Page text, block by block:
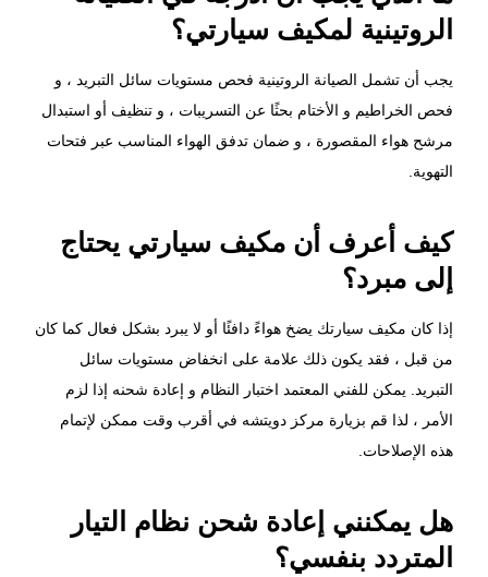
الروتينية لمكيف سيارتي؟
يجب أن تشمل الصيانة الروتينية فحص مستويات سائل التبريد ، و
فحص الخراطيم و الأختام بحثًا عن التسريبات ، و تنظيف أو استبدال
مرشح هواء المقصورة ، و ضمان تدفق الهواء المناسب عبر فتحات
التهوية.
كيف أعرف أن مكيف سيارتي يحتاج
إلى مبرد؟
إذا كان مكيف سيارتك يضخ هواءً دافئًا أو لا يبرد بشكل فعال كما كان
من قبل ، فقد يكون ذلك علامة على انخفاض مستويات سائل
التبريد. يمكن للفني المعتمد اختبار النظام و إعادة شحنه إذا لزم
الأمر ، لذا قم بزيارة مركز دويتشه في أقرب وقت ممكن لإتمام
هذه الإصلاحات.
هل يمكنني إعادة شحن نظام التيار
المتردد بنفسي؟